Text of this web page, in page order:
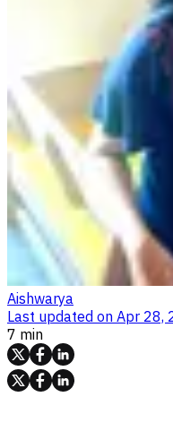
Aishwarya
Last updated on Apr 28,
7 min